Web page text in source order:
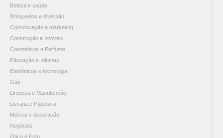
Beleza e saúde
Brinquedos e diversão
Comunicação e marketing
Construção e Imóveis
Cosméticos e Perfume
Educação e Idiomas
Eletrônicos e tecnologia
Gás
Limpeza e Manutenção
Livraria e Papelaria
Móveis e decoração
Negócios
Ótica e Foto